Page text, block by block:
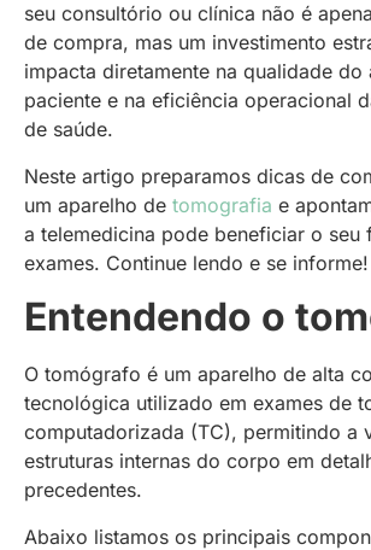
seu consultório ou clínica não é
de compra, mas um investimento
impacta diretamente na qualidade do
paciente e na eficiência operacional
de saúde.
Neste artigo preparamos dicas de
um aparelho de tomografia e
a telemedicina pode beneficiar o seu
exames. Continue lendo e se informe!
Entendendo o
O tomógrafo é um aparelho de alta
tecnológica utilizado em exames de
computadorizada (TC), permitindo a
estruturas internas do corpo em
precedentes.
Abaixo listamos os principais